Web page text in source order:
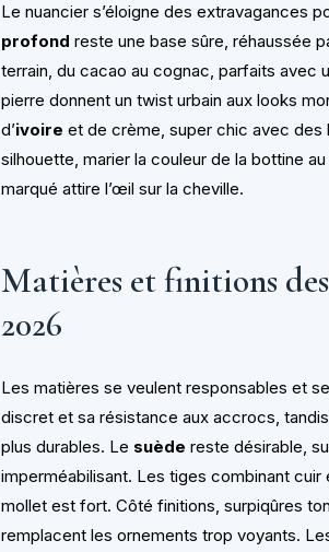
Le nuancier s’éloigne des extravagances
profond reste une base sûre, réhaussée
terrain, du cacao au cognac, parfaits avec
pierre donnent un twist urbain aux looks
d’ivoire et de crème, super chic avec des
silhouette, marier la couleur de la bottine
marqué attire l’œil sur la cheville.
Matières et finitions
2026
Les matières se veulent responsables et
discret et sa résistance aux accrocs,
plus durables. Le suède reste désirable,
imperméabilisant. Les tiges combinant
mollet est fort. Côté finitions, surpiqûres
remplacent les ornements trop voyants.